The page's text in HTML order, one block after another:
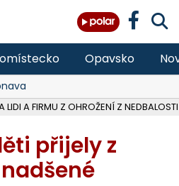
Opavsko
A FIRMU Z OHROŽENÍ Z NEDBALOSTI
přijely z